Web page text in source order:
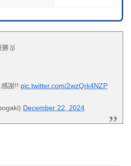
勝🥈
謝!! pic.twitter.com/2wzQrk4NZP
December 22, 2024